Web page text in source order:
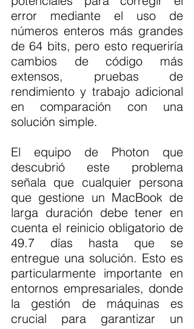
error mediante el uso de
números enteros más grandes
de 64 bits, pero esto requeriría
cambios de código más
extensos, pruebas de
rendimiento y trabajo adicional
en comparación con una
solución simple.
El equipo de Photon que
descubrió este problema
señala que cualquier persona
que gestione un MacBook de
larga duración debe tener en
cuenta el reinicio obligatorio de
49.7 días hasta que se
entregue una solución. Esto es
particularmente importante en
entornos empresariales, donde
la gestión de máquinas es
crucial para garantizar un